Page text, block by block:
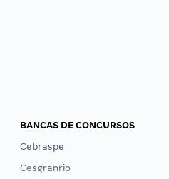
BANCAS DE CONCURSOS
Cebraspe
Cesgranrio